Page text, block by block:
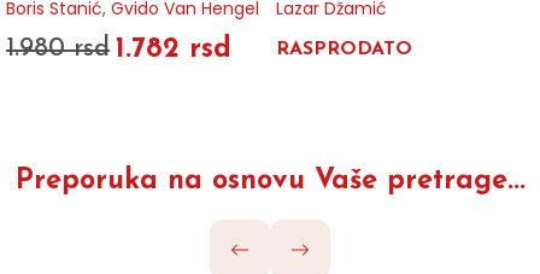
Boris Stanić, Gvido Van Hengel
1.980 rsd 1.782 rsd
Lazar Džamić
RASPRODATO
Preporuka na osnovu Vaše pretrage...